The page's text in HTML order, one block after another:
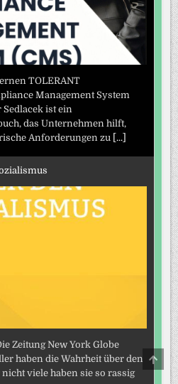
TOLERANT
Management System
ist ein
das Unternehmen hilft,
Anforderungen zu
[...]
Zeitung New York Globe
haben die Wahrheit über den
nicht viele haben sie so rassig
TO
TOP